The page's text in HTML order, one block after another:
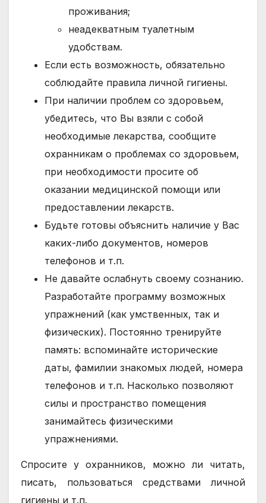
проживания;
неадекватным туалетным
удобствам.
Если есть возможность, обязательно
соблюдайте правила личной гигиены.
При наличии проблем со здоровьем,
убедитесь, что Вы взяли с собой
необходимые лекарства, сообщите
охранникам о проблемах со здоровьем,
при необходимости просите об
оказании медицинской помощи или
предоставлении лекарств.
Будьте готовы объяснить наличие у Вас
каких-либо документов, номеров
телефонов и т.п.
Не давайте ослабнуть своему сознанию.
Разработайте программу возможных
упражнений (как умственных, так и
физических). Постоянно тренируйте
память: вспоминайте исторические
даты, фамилии знакомых людей, номера
телефонов и т.п. Насколько позволяют
силы и пространство помещения
занимайтесь физическими
упражнениями.
Спросите у охранников, можно ли читать,
писать, пользоваться средствами личной
гигиены и т.п.